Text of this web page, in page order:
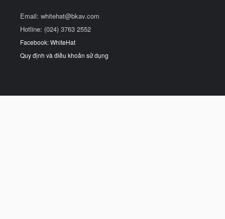
Email: whitehat@bkav.com
Hotline: (024) 3763 2552
Facebook: WhiteHat
Quy định và điều khoản sử dụng